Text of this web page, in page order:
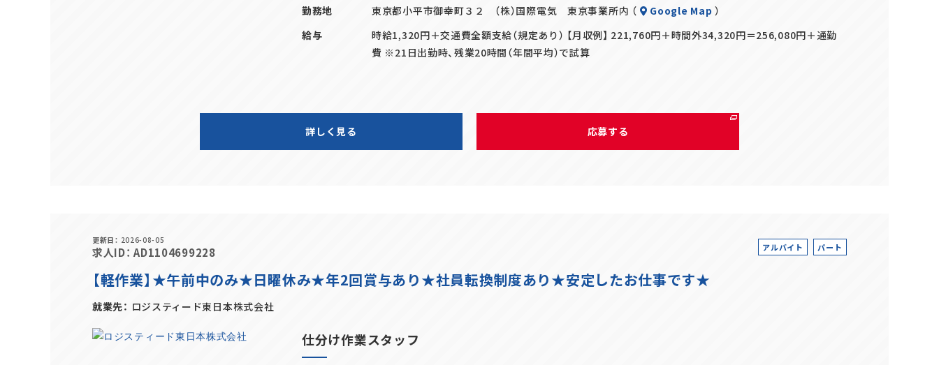
勤務地 東京都小平市御幸町３２ （株）国際電気 東京事業所内 （ Google Map ）
給与
時給1,320円＋交通費全額支給（規定あり） 【月収例】 221,760円＋時間外34,320円＝256,080円＋通勤
費 ※21日出勤時、残業20時間（年間平均）で試算
詳しく見る 応募する
更新日 2026-08-05
求人ID AD1104699228 アルバイト パート
【軽作業】★午前中のみ★日曜休み★年2回賞与あり★社員転換制度あり★安定したお仕事です★
就業先 ロジスティード東日本株式会社
仕分け作業スタッフ